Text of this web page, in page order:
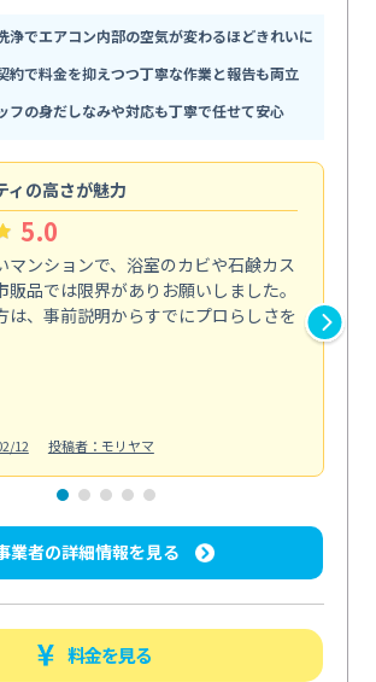
浄でエアコン内部の空気が変わるほどきれいに
約で料金を抑えつつ丁寧な作業と報告も両立
フの身だしなみや対応も丁寧で任せて安心
ィの高さが魅力
5.0
マンションで、浴室のカビや石鹸カス
販品では限界がありお願いしました。
は、事前説明からすでにプロらしさを
12
投稿者：モリヤマ
業者の詳細情報を見る
料金を見る